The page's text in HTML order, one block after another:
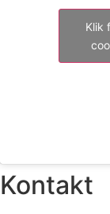
Klik
Kontakt